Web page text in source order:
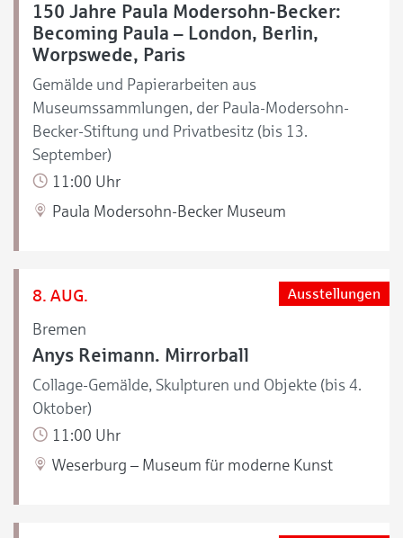
150 Jahre Paula Modersohn-Becker:
Becoming Paula – London, Berlin,
Worpswede, Paris
Gemälde und Papierarbeiten aus
Museumssammlungen, der Paula-Modersohn-
Becker-Stiftung und Privatbesitz (bis 13.
September)
11:00 Uhr
Paula Modersohn-Becker Museum
8. AUG.
Bremen
Ausstellungen
Anys Reimann. Mirrorball
Collage-Gemälde, Skulpturen und Objekte (bis 4.
Oktober)
11:00 Uhr
Weserburg – Museum für moderne Kunst